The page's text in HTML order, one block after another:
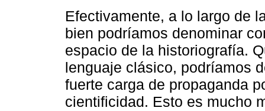
Efectivamente, a lo largo de
bien podríamos denominar
espacio de la historiografía.
lenguaje clásico, podríamos
fuerte carga de propaganda
cientificidad. Esto es mucho